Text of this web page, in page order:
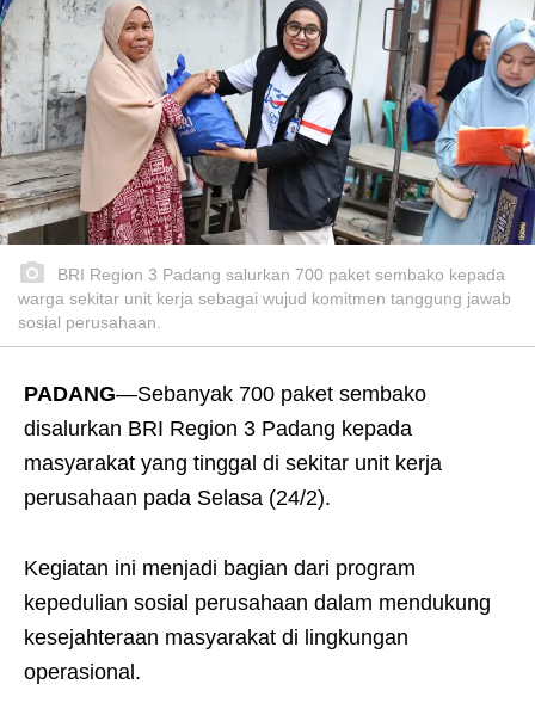
BRI Region 3 Padang salurkan 700 paket sembako kepada
warga sekitar unit kerja sebagai wujud komitmen tanggung jawab
sosial perusahaan.
PADANG—Sebanyak 700 paket sembako
disalurkan BRI Region 3 Padang kepada
masyarakat yang tinggal di sekitar unit kerja
perusahaan pada Selasa (24/2).
Kegiatan ini menjadi bagian dari program
kepedulian sosial perusahaan dalam mendukung
kesejahteraan masyarakat di lingkungan
operasional.